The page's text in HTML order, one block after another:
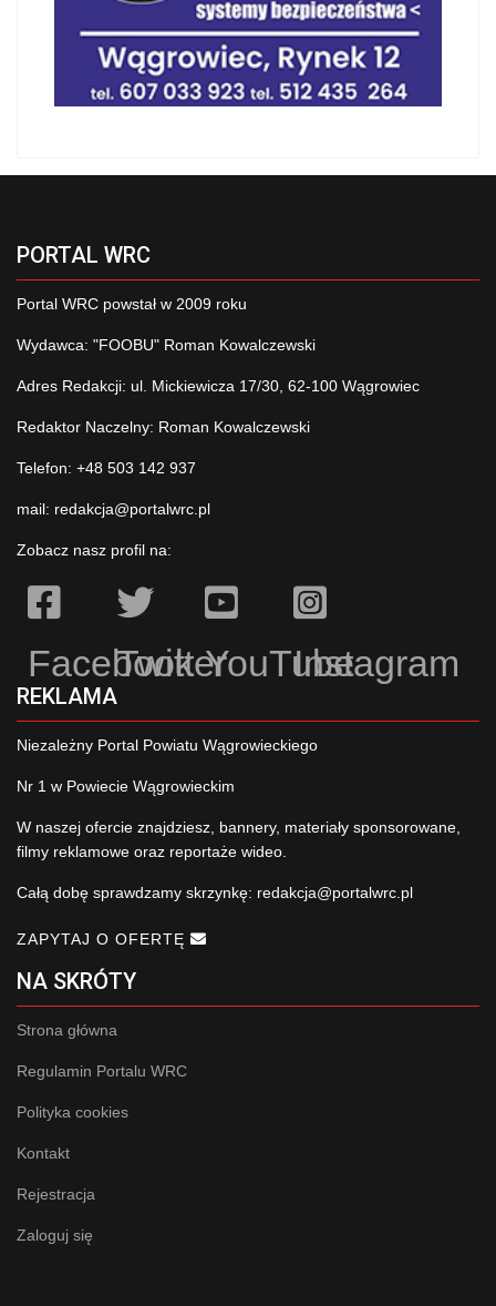
PORTAL WRC
Portal WRC powstał w 2009 roku
Wydawca: "FOOBU" Roman Kowalczewski
Adres Redakcji: ul. Mickiewicza 17/30, 62-100 Wągrowiec
Redaktor Naczelny: Roman Kowalczewski
Telefon: +48 503 142 937
mail: redakcja@portalwrc.pl
Zobacz nasz profil na:
Facebook
TwitterYouTubeInstagram
REKLAMA
Niezależny Portal Powiatu Wągrowieckiego
Nr 1 w Powiecie Wągrowieckim
W naszej ofercie znajdziesz, bannery, materiały sponsorowane,
filmy reklamowe oraz reportaże wideo.
Całą dobę sprawdzamy skrzynkę: redakcja@portalwrc.pl
ZAPYTAJ O OFERTĘ
NA SKRÓTY
Strona główna
Regulamin Portalu WRC
Polityka cookies
Kontakt
Rejestracja
Zaloguj się